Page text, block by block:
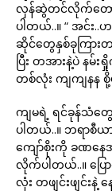
လှန်ဆွဲတင်လိုက်တော့
ပါတယ်..။ “ အင်း
ဆိုင်တွေနှစ်ခုကြာ
ပြီး တအားနဲ့ပဲ န
တစ်လုံး ကျကျနန
ကျမရဲ့ ရင်ခုန်သံ
ပါတယ်..။ ဘရာစီယ
ကျော်စိုးကို ခဏန
လိုက်ပါတယ်..။ ပြေ
လုံး တဖျင်းဖျင်းနဲ့